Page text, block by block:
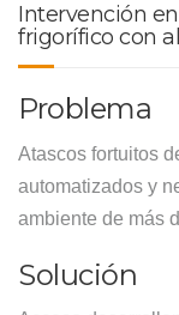
Intervención
frigorífico con
Problema
Atascos fortuitos
automatizados y
ambiente de más
Solución